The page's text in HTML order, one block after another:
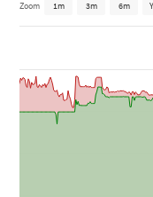
Zoom 1m 3m 6m